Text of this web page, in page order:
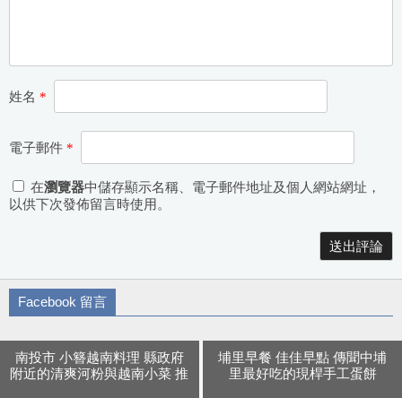
姓名 *
電子郵件 *
在瀏覽器中儲存顯示名稱、電子郵件地址及個人網站網址，
以供下次發佈留言時使用。
Facebook 留言
南投市 小簪越南料理 縣政府
附近的清爽河粉與越南小菜 推
埔里早餐 佳佳早點 傳聞中埔
里最好吃的現桿手工蛋餅